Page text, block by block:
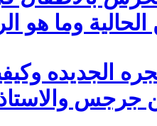
الحالية وما هو
الجديده
جرجس